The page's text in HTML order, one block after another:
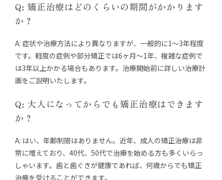
Q: 矯正治療はどのくらいの期間がかかります
か？
A: 症状や治療方法により異なりますが、一般的に1〜3年程度
です。軽度の症例や部分矯正では6ヶ月〜1年、複雑な症例で
は3年以上かかる場合もあります。治療開始前に詳しい治療計
画をご説明いたします。
Q: 大人になってからでも矯正治療はできます
か？
A: はい、年齢制限はありません。近年、成人の矯正治療は非
常に増えており、40代、50代で治療を始める方も多くいらっ
しゃいます。歯と歯ぐきが健康であれば、何歳からでも矯正
治療を受けることができます。